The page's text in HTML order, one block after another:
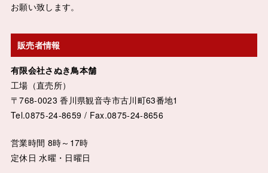
お願い致します。
販売者情報
有限会社さぬき鳥本舗
工場（直売所）
〒768-0023 香川県観音寺市古川町63番地1
Tel.0875-24-8659 / Fax.0875-24-8656
営業時間 8時～17時
定休日 水曜・日曜日